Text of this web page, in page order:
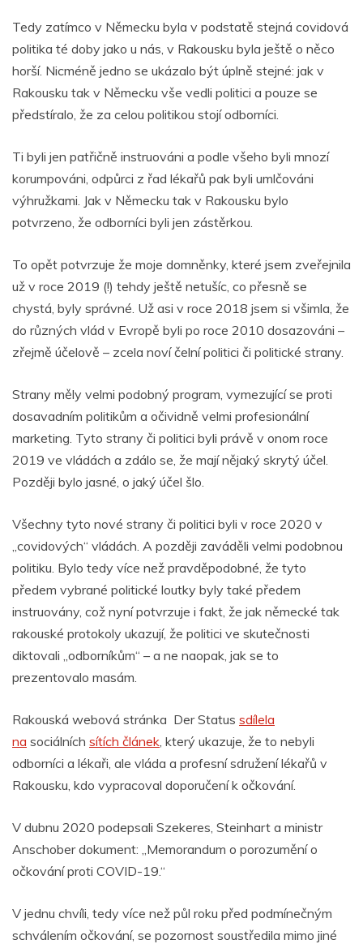
o
k
p er
Tedy zatímco v Německu byla v podstatě stejná covidová
politika té doby jako u nás, v Rakousku byla ještě o něco
horší. Nicméně jedno se ukázalo být úplně stejné: jak v
Rakousku tak v Německu vše vedli politici a pouze se
předstíralo, že za celou politikou stojí odborníci.
Ti byli jen patřičně instruováni a podle všeho byli mnozí
korumpováni, odpůrci z řad lékařů pak byli umlčováni
výhružkami. Jak v Německu tak v Rakousku bylo
potvrzeno, že odborníci byli jen zástěrkou.
To opět potvrzuje že moje domněnky, které jsem zveřejnila
už v roce 2019 (!) tehdy ještě netušíc, co přesně se
chystá, byly správné. Už asi v roce 2018 jsem si všimla, že
do různých vlád v Evropě byli po roce 2010 dosazováni –
zřejmě účelově – zcela noví čelní politici či politické strany.
Strany měly velmi podobný program, vymezující se proti
dosavadním politikům a očividně velmi profesionální
marketing. Tyto strany či politici byli právě v onom roce
2019 ve vládách a zdálo se, že mají nějaký skrytý účel.
Později bylo jasné, o jaký účel šlo.
Všechny tyto nové strany či politici byli v roce 2020 v
„covidových“ vládách. A později zaváděli velmi podobnou
politiku. Bylo tedy více než pravděpodobné, že tyto
předem vybrané politické loutky byly také předem
instruovány, což nyní potvrzuje i fakt, že jak německé tak
rakouské protokoly ukazují, že politici ve skutečnosti
diktovali „odborníkům“ – a ne naopak, jak se to
prezentovalo masám.
Rakouská webová stránka Der Status sdílela
na sociálních sítích článek , který ukazuje, že to nebyli
odborníci a lékaři, ale vláda a profesní sdružení lékařů v
Rakousku, kdo vypracoval doporučení k očkování.
V dubnu 2020 podepsali Szekeres, Steinhart a ministr
Anschober dokument: „Memorandum o porozumění o
očkování proti COVID-19.“
V jednu chvíli, tedy více než půl roku před podmínečným
schválením očkování, se pozornost soustředila mimo jiné